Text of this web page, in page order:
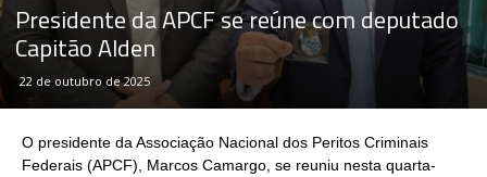
Presidente da APCF se reúne com deputado
Capitão Alden
22 de outubro de 2025
O presidente da Associação Nacional dos Peritos Criminais
Federais (APCF), Marcos Camargo, se reuniu nesta quarta-